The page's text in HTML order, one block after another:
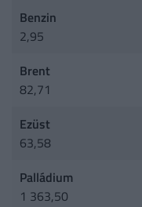
Benzin
2,95
Brent
82,71
Ezüst
63,58
Palládium
1 363,50